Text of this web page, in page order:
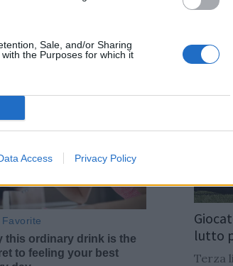
Sale, and/or Sharing
the Purposes for which it
Access Privacy Policy
tr. Healy (14-0), 27'
lutto
Terza